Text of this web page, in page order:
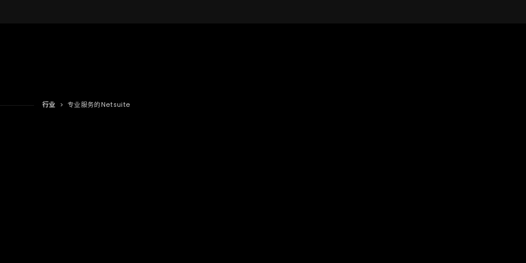
行业 > 专业服务的Netsuite